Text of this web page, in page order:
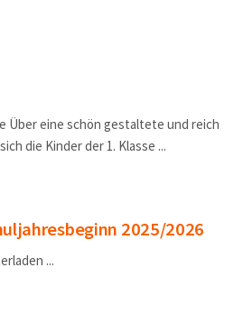
Über eine schön gestaltete und reich
die Kinder der 1. Klasse ...
2025/2026
...